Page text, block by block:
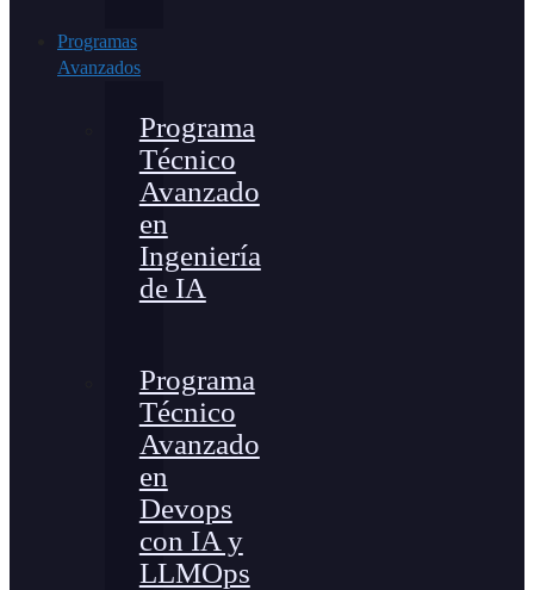
Programas
Avanzados
Programa
Técnico
Avanzado
en
Ingeniería
de IA
Programa
Técnico
Avanzado
en
Devops
con IA y
LLMOps